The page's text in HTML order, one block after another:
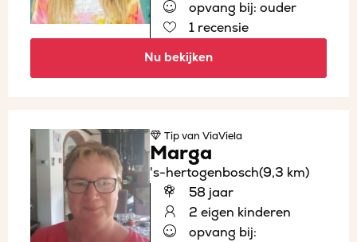
opvang bij: ouder
1 recensie
Nu bekijken
Tipvan ViaViela
Marga
's-hertogenbosch(9,3 km)
58 jaar
2 eigen kinderen
opvang bij: